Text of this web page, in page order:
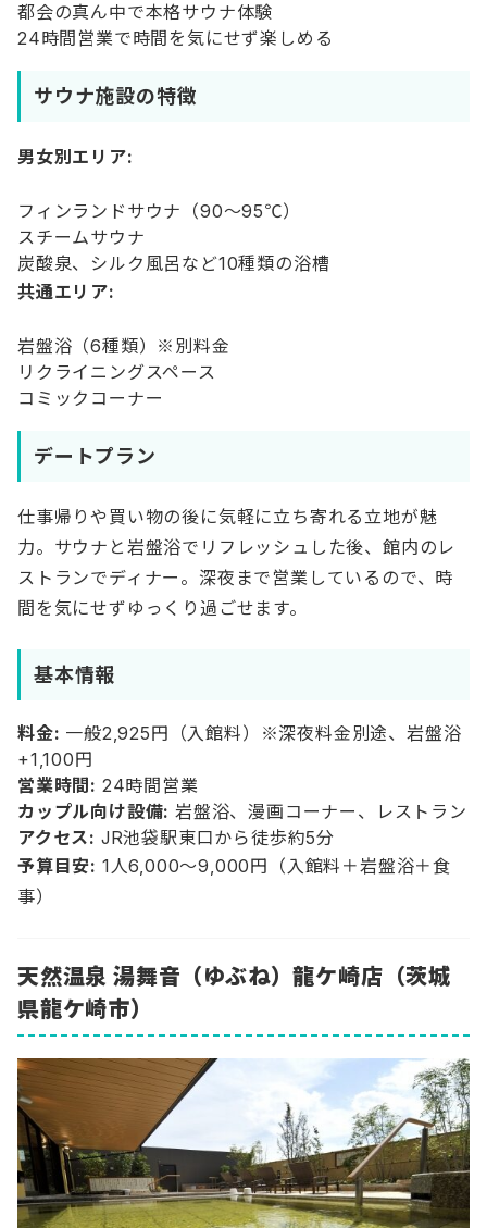
都会の真ん中で本格サウナ体験
24時間営業で時間を気にせず楽しめる
サウナ施設の特徴
男女別エリア:
フィンランドサウナ（90〜95℃）
スチームサウナ
炭酸泉、シルク風呂など10種類の浴槽
共通エリア:
岩盤浴（6種類）※別料金
リクライニングスペース
コミックコーナー
デートプラン
仕事帰りや買い物の後に気軽に立ち寄れる立地が魅
力。サウナと岩盤浴でリフレッシュした後、館内のレ
ストランでディナー。深夜まで営業しているので、時
間を気にせずゆっくり過ごせます。
基本情報
料金: 一般2,925円（入館料）※深夜料金別途、岩盤浴
+1,100円
営業時間: 24時間営業
カップル向け設備: 岩盤浴、漫画コーナー、レストラン
アクセス: JR池袋駅東口から徒歩約5分
予算目安: 1人6,000〜9,000円（入館料＋岩盤浴＋食
事）
天然温泉 湯舞音（ゆぶね）龍ケ崎店（茨城
県龍ケ崎市）